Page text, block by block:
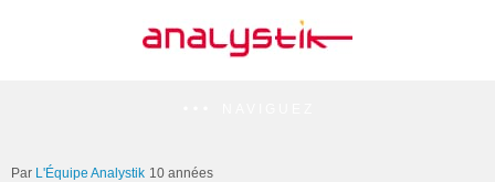
L'Équipe Analystik 10 années